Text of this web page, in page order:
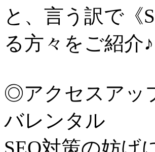
と、言う訳で《
る方々をご紹介♪
◎アクセスアッ
バレンタル